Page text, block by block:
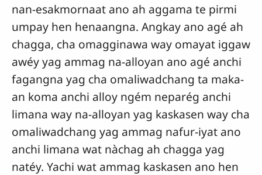
nan-esakmornaat ano ah aggama te pirmi
umpay hen henaangna. Angkay ano agé ah
chagga, cha omagginawa way omayat iggaw
awéy yag ammag na-alloyan ano agé anchi
fagangna yag cha omaliwadchang ta maka-
an koma anchi alloy ngém neparég anchi
limana way na-alloyan yag kaskasen way cha
omaliwadchang yag ammag nafur-iyat ano
anchi limana wat nàchag ah chagga yag
natéy. Yachi wat ammag kaskasen ano hen